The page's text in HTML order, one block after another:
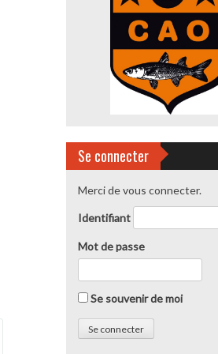
Se connecter
Merci de vous connecter.
Identifiant
Mot de passe
Se souvenir de moi